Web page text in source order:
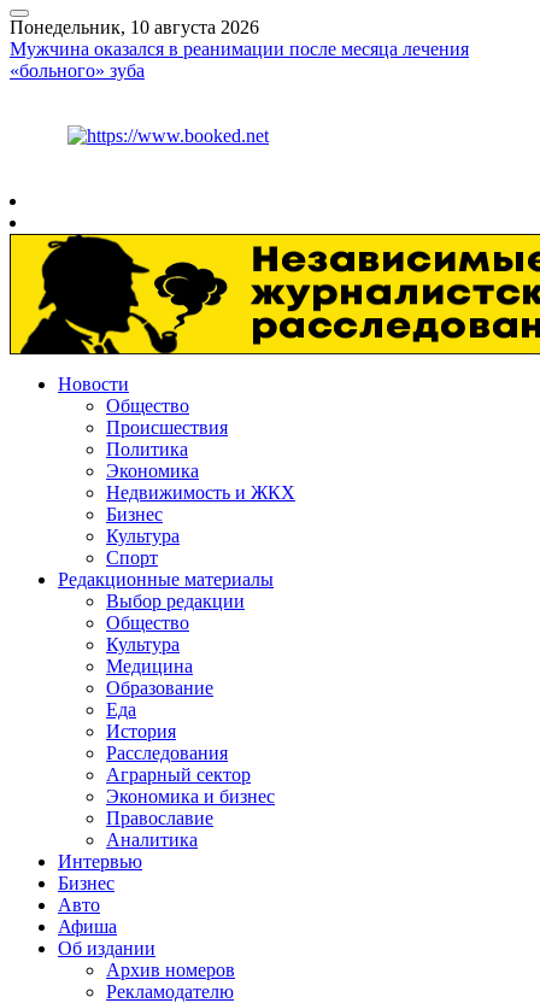
Понедельник, 10 августа 2026
Мужчина оказался в реанимации после месяца лечения
«больного» зуба
Новости
Общество
Происшествия
Политика
Экономика
Недвижимость и ЖКХ
Бизнес
Культура
Спорт
Редакционные материалы
Выбор редакции
Общество
Культура
Медицина
Образование
Еда
История
Расследования
Аграрный сектор
Экономика и бизнес
Православие
Аналитика
Интервью
Бизнес
Авто
Афиша
Об издании
Архив номеров
Рекламодателю